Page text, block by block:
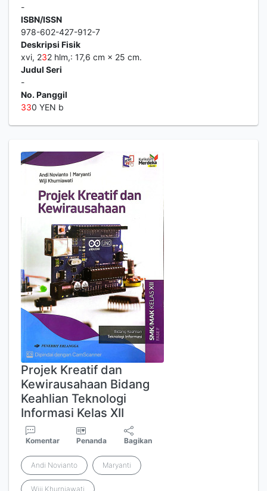
-
ISBN/ISSN
978-602-427-912-7
Deskripsi Fisik
xvi, 232 hlm,: 17,6 cm × 25 cm.
Judul Seri
-
No. Panggil
330 YEN b
Projek Kreatif dan
Kewirausahaan Bidang
Keahlian Teknologi
Informasi Kelas XII
Komentar Penanda Bagikan
Andi Novianto Maryanti
Wiji Khurniawati